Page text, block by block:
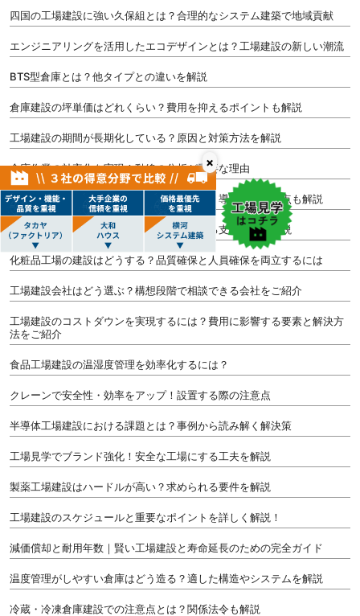
×
四国の工場建設に強い久保組とは？合理的なシステム建築で地域貢献
エンジニアリングを活用したエコデザインとは？工場建設の新しい潮流
BTS型倉庫とは？他タイプとの違いを解説
倉庫建設の坪単価はどれくらい？費用を抑えるポイントも解説
工場建設の期間が長期化している？原因と対策方法を解説
倉庫作業の効率化を実現！動線の分析が重要な理由
倉庫の屋根にソーラーパネルを付けられる？導入時の注意点も解説
工場建設コンサルティングとは？受けられる支援内容を解説
化粧品工場の建設はどうする？品質確保と人員確保を両立するには
工場建設会社はどう選ぶ？構想段階で相談できる会社をご紹介
工場建設のコストダウンを実現するには？費用に影響する要素と解決方
法をご紹介
食品工場建設の温湿度管理を効率化するには？
クレーンで安全性・効率をアップ！設置する際の注意点
半導体工場建設における課題とは？事例から読み解く解決策
工場見学でブランド強化！安全な工場にする工夫を解説
製薬工場建設はハードルが高い？求められる要件を解説
工場建設のスケジュールと重要なポイントを詳しく解説！
減価償却と耐用年数｜賢い工場建設と寿命延長のための完全ガイド
温度管理がしやすい倉庫はどう造る？適した構造やシステムを解説
冷蔵・冷凍倉庫建設での注意点とは？関係法令も解説